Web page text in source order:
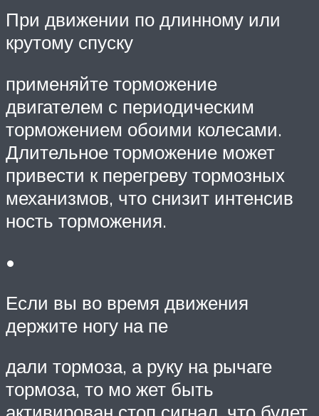
При движении по длинному или
крутому спуску
применяйте торможение
двигателем с периодическим
торможением обоими колесами.
Длительное торможение может
привести к перегреву тормозных
механизмов, что снизит интенсив
ность торможения.
•
Если вы во время движения
держите ногу на пе
дали тормоза, а руку на рычаге
тормоза, то мо жет быть